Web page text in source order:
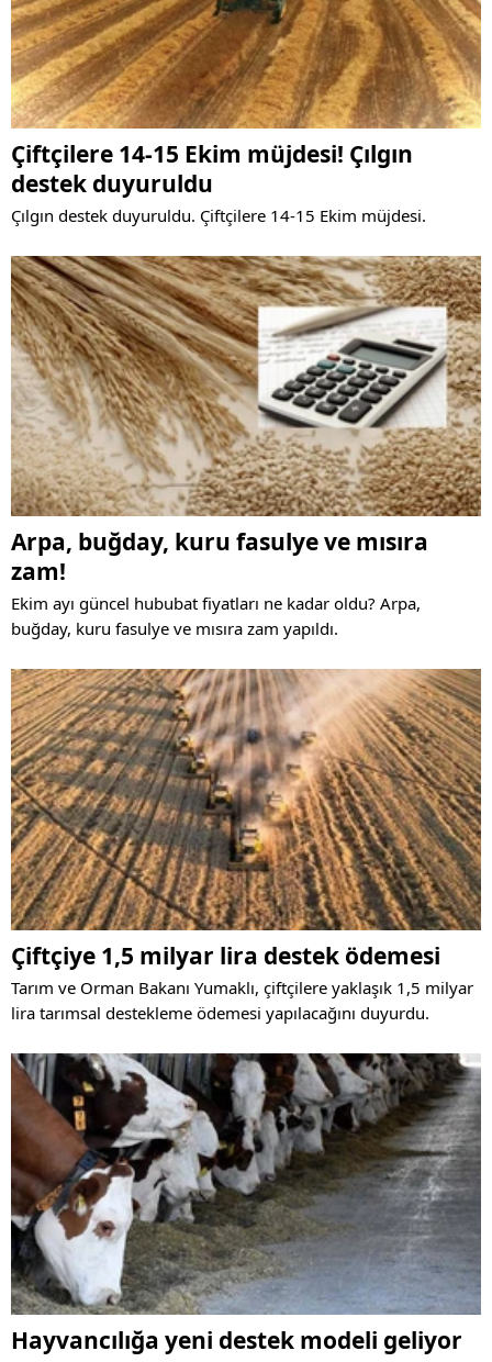
Çiftçilere 14-15 Ekim müjdesi! Çılgın
destek duyuruldu
Çılgın destek duyuruldu. Çiftçilere 14-15 Ekim müjdesi.
Arpa, buğday, kuru fasulye ve mısıra
zam!
Ekim ayı güncel hububat fiyatları ne kadar oldu? Arpa,
buğday, kuru fasulye ve mısıra zam yapıldı.
Çiftçiye 1,5 milyar lira destek ödemesi
Tarım ve Orman Bakanı Yumaklı, çiftçilere yaklaşık 1,5 milyar
lira tarımsal destekleme ödemesi yapılacağını duyurdu.
Hayvancılığa yeni destek modeli geliyor